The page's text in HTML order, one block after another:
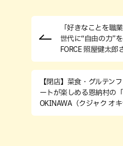
「好きなことを職
世代に“自由の力”
FORCE 照屋健太郎
【閉店】菜食・グルテン
ートが楽しめる恩納村の
OKINAWA（クジャク オキ